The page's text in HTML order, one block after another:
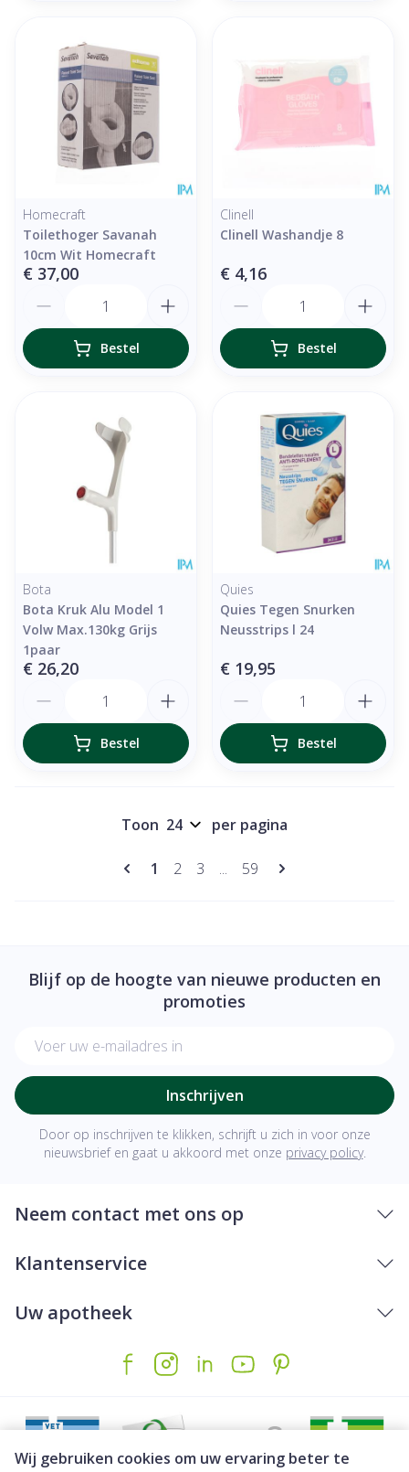
Wij gebruiken cookies om uw ervaring beter te
Homecraft
Toilethoger Savanah
10cm Wit Homecraft
€ 37,00
Bestel
Clinell
Clinell Washandje 8
€ 4,16
Bestel
Bota
Bota Kruk Alu Model 1
Volw Max.130kg Grijs
1paar
€ 26,20
Bestel
Quies
Quies Tegen Snurken
Neusstrips l 24
€ 19,95
Bestel
Pagina's
U lees momenteel pagina
1 Pagina
2 Pagina
3 ... Pagina
59
Toon per pagina
Blijf op de hoogte van nieuwe producten en
promoties
Inschrijven
Door op inschrijven te klikken, schrijft u zich in voor onze
nieuwsbrief en gaat u akkoord met onze privacy policy.
Neem contact met ons op
Klantenservice
Uw apotheek